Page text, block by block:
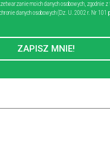
moich danych osobowych, zgodnie
danych osobowych (Dz. U. 2002 r. Nr 101
ZAPISZ MNIE!